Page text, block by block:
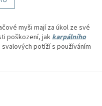
myši mají za úkol ze své
poškození, jakkarpálního
potíží s používáním